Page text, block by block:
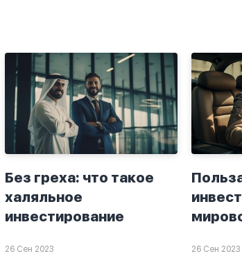
переводом на
русский,потому что
боялась ошибиться и
то что намаз не
примется,совершила
истихар во время
тахаджуд...
Без греха: что такое
халяльное
инвестирование
26 Сен 2023 26 Сен 2023